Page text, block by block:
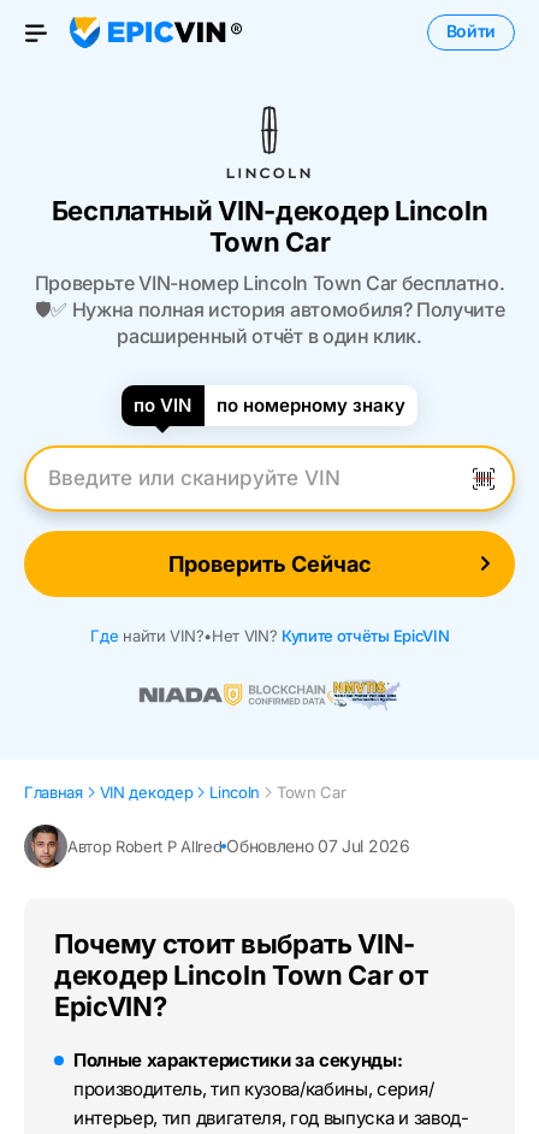
Open Menu
Войти
Бесплатный VIN-декодер Lincoln
Town Car
Проверьте VIN-номер Lincoln Town Car бесплатно.
🛡️✅ Нужна полная история автомобиля? Получите
расширенный отчёт в один клик.
по VIN по номерному знаку
Введите VIN
Проверить Сейчас
Где найти VIN?•Нет VIN? Купите отчёты EpicVIN
Главная VIN декодер Lincoln Town Car
Автор Robert P Allred Обновлено 07 Jul 2026
Почему стоит выбрать VIN-
декодер Lincoln Town Car от
EpicVIN?
Полные характеристики за секунды:
производитель, тип кузова/кабины, серия/
интерьер, тип двигателя, год выпуска и завод-